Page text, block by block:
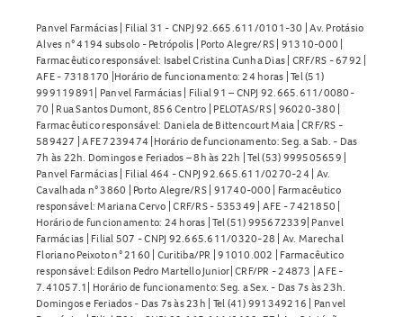
Panvel Farmácias | Filial 31 - CNPJ 92.665.611/0101-30 | Av. Protásio
Alves n° 4194 subsolo - Petrópolis | Porto Alegre/RS | 91310-000 |
Farmacêutico responsável: Isabel Cristina Cunha Dias | CRF/RS - 6792 |
AFE - 7318170 |Horário de funcionamento: 24 horas | Tel (51)
999119891| Panvel Farmácias | Filial 91 – CNPJ 92.665.611/0080-
70 | Rua Santos Dumont, 856 Centro | PELOTAS/RS | 96020-380 |
Farmacêutico responsável: Daniela de Bittencourt Maia | CRF/RS -
589427 | AFE 7239474 |Horário de funcionamento: Seg. a Sab. - Das
7h às 22h. Domingos e Feriados – 8h às 22h | Tel (53) 999505659 |
Panvel Farmácias | Filial 464 - CNPJ 92.665.611/0270-24 | Av.
Cavalhada n° 3860 | Porto Alegre/RS | 91740-000 | Farmacêutico
responsável: Mariana Cervo | CRF/RS - 535349 | AFE - 7421850 |
Horário de funcionamento: 24 horas | Tel (51) 995672339| Panvel
Farmácias | Filial 507 - CNPJ 92.665.611/0320-28 | Av. Marechal
Floriano Peixoto n° 2160 | Curitiba/PR | 91010.002 | Farmacêutico
responsável: Edilson Pedro Martello Junior| CRF/PR - 24873 | AFE -
7.41057.1| Horário de funcionamento: Seg. a Sex. - Das 7s às 23h.
Domingos e Feriados - Das 7s às 23h | Tel (41) 991349216 | Panvel